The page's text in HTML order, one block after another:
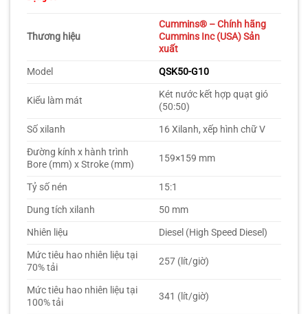
Thương hiệu
Cummins® – Chính hãng
Cummins Inc (USA) Sản
xuất
Model
QSK50-G10
Kiểu làm mát
Két nước kết hợp quạt gió
(50:50)
Số xilanh
16 Xilanh, xếp hình chữ V
Đường kính x hành trình
Bore (mm) x Stroke (mm)
159×159 mm
Tỷ số nén
15:1
Dung tích xilanh
50 mm
Nhiên liệu
Diesel (High Speed Diesel)
Mức tiêu hao nhiên liệu tại
70% tải
257 (lít/giờ)
Mức tiêu hao nhiên liệu tại
100% tải
341 (lít/giờ)